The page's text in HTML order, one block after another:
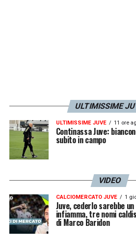
ULTIMISSIME
ULTIMISSIME JUVE 11 ore
Continassa Juve:
subito in campo
VIDEO
CALCIOMERCATO JUVE 1
Juve, cederlo sarebbe
infiamma, tre nomi
di Marco Baridon